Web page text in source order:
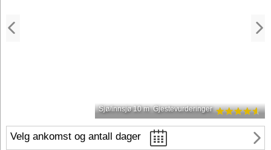
Sjø/innsjø 10 m Gjestevurderinger
Velg ankomst og antall dager